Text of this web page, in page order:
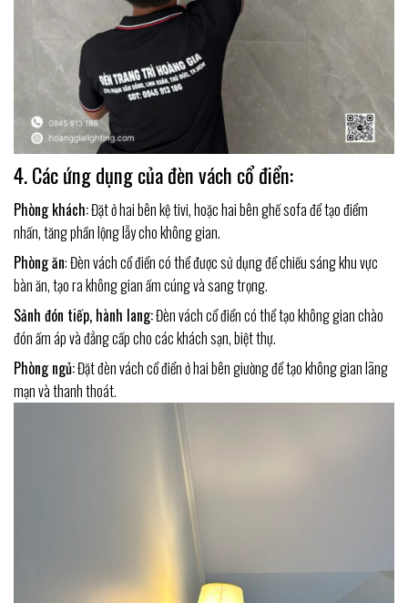
4. Các ứng dụng của đèn vách cổ điển:
Phòng khách:Đặt ở hai bên kệ tivi, hoặc hai bên ghế sofa để tạo điểm
nhấn, tăng phần lộng lẫy cho không gian.
Phòng ăn: Đèn vách cổ điển có thể được sử dụng để chiếu sáng khu vực
bàn ăn, tạo ra không gian ấm cúng và sang trọng.
Sảnh đón tiếp, hành lang:Đèn vách cổ điển có thể tạo không gian chào
đón ấm áp và đẳng cấp cho các khách sạn, biệt thự.
Phòng ngủ:Đặt đèn vách cổ điển ở hai bên giường để tạo không gian lãng
mạn và thanh thoát.